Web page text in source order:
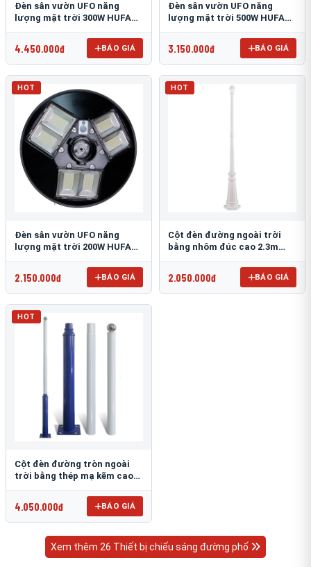
Đèn sân vườn UFO năng
lượng mặt trời 300W HUFA
4.450.000đ BÁO GIÁ
Đèn sân vườn UFO năng
lượng mặt trời 500W HUFA
3.150.000đ BÁO GIÁ
HOT
Đèn sân vườn UFO năng
lượng mặt trời 200W HUFA
2.150.000đ BÁO GIÁ
HOT
Cột đèn đường ngoài trời
bằng nhôm đúc cao 2.3m
2.050.000đ BÁO GIÁ
HOT
Cột đèn đường tròn ngoài
trời bằng thép mạ kẽm cao
4.050.000đ BÁO GIÁ
Xem thêm 26 Thiết bị chiếu sáng đường phố